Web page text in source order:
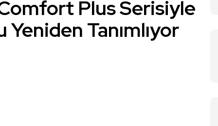
Plus Serisiyle
Yeniden Tanımlıyor